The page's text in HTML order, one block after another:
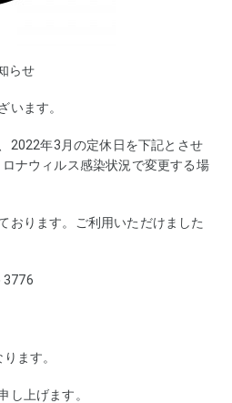
らせ
います。
2022年3月の定休日を下記とさせ
ナウィルス感染状況で変更する場
おります。ご利用いただけました
3776
ます。
し上げます。